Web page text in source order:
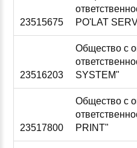
23515675
PO'LAT
23516203
Общество с
SYSTEM"
23517800
Общество с
PRINT"